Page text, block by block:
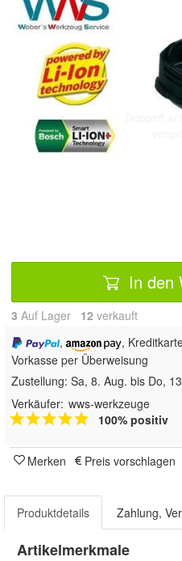
Doppelt
In den
3 Auf Lager 12 verkauft
,
,
Vorkasse per Überweisung
Zustellung: Sa, 8. Aug. bis Do,
Verkäufer: wws-werkzeuge
100% positiv
Merken Preis vorschlagen
Produktdetails Zahlung,
Artikelmerkmale